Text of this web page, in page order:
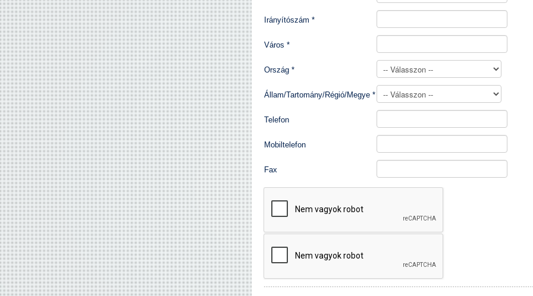
Irányítószám*
Város*
Ország*
Állam/Tartomány/Régió/Megye*
Telefon
Mobiltelefon
Fax